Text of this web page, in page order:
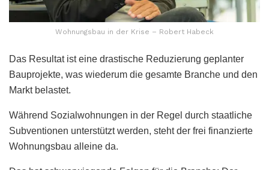
Wohnungsbau in der Krise – Robert Habeck
Das Resultat ist eine drastische Reduzierung geplanter
Bauprojekte, was wiederum die gesamte Branche und den
Markt belastet.
Während Sozialwohnungen in der Regel durch staatliche
Subventionen unterstützt werden, steht der frei finanzierte
Wohnungsbau alleine da.